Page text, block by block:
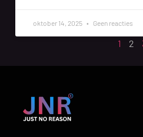
oktober 14, 2025 Geen reacties
1 2